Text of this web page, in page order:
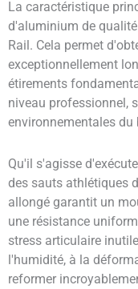
La caractéristique
d'aluminium de
Rail. Cela permet
exceptionnellement
étirements
niveau professionnel,
environnementales du
Qu'il s'agisse
des sauts athlétiques
allongé garantit un
une résistance
stress articulaire
l'humidité, à la
reformer